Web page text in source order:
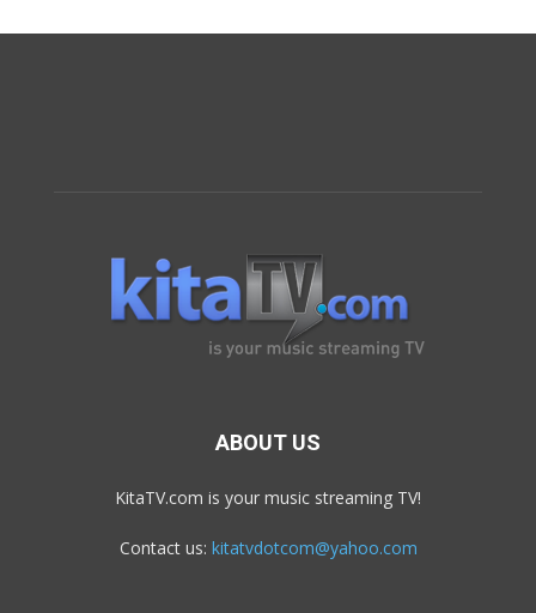
ABOUT US
KitaTV.com is your music streaming TV!
Contact us: kitatvdotcom@yahoo.com